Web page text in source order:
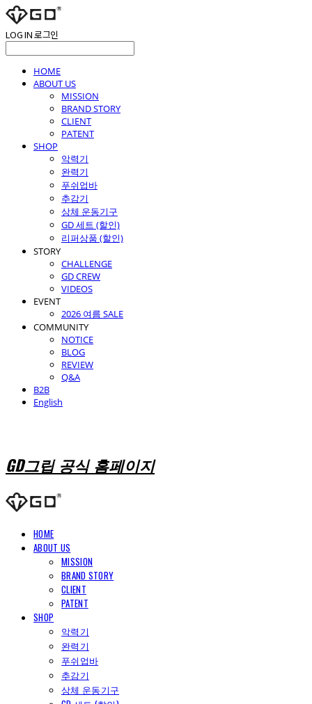
LOG IN로그인
HOME
ABOUT US
MISSION
BRAND STORY
CLIENT
PATENT
SHOP
악력기
완력기
푸쉬업바
추감기
상체 운동기구
GD 세트 (할인)
리퍼상품 (할인)
STORY
CHALLENGE
GD CREW
VIDEOS
EVENT
2026 여름 SALE
COMMUNITY
NOTICE
BLOG
REVIEW
Q&A
B2B
English
GD그립 공식 홈페이지
HOME
ABOUT US
MISSION
BRAND STORY
CLIENT
PATENT
SHOP
악력기
완력기
푸쉬업바
추감기
상체 운동기구